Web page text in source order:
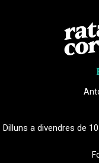
Dilluns a divendres de